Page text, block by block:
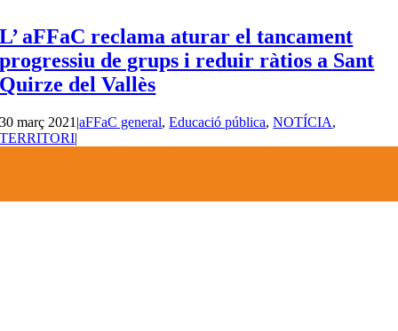
L’ aFFaC reclama aturar el tancament
progressiu de grups i reduir ràtios a Sant
Quirze del Vallès
30 març 2021 |aFFaC general,Educació pública,NOTÍCIA,
TERRITORI|